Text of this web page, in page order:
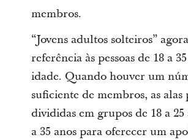
membros.
“Jovens adultos solteiros”
referência às pessoas de 18 a
idade. Quando houver um
suficiente de membros, as alas
divididas em grupos de 18 a 25
a 35 anos para oferecer um